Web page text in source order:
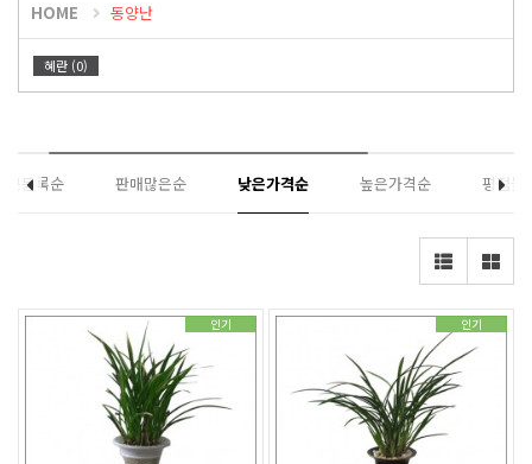
HOME 동양난
혜란 (0)
근등록순 판매많은순 낮은가격순 높은가격순 평점높
인기 인기